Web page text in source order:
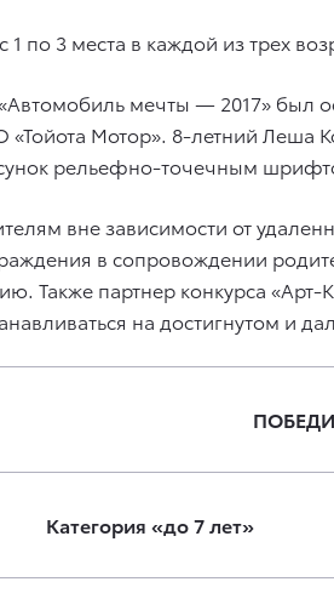
1 по 3 места в каждой из трех
мечты — 2017» был
Мотор». 8-летний Леша
рельефно-точечным
вне зависимости от
в сопровождении
Также партнер конкурса
на достигнутом и
Категория «до 7 лет»